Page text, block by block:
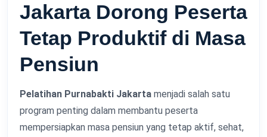
Jakarta Dorong Peserta
Tetap Produktif di Masa
Pensiun
Pelatihan Purnabakti Jakarta menjadi salah satu
program penting dalam membantu peserta
mempersiapkan masa pensiun yang tetap aktif, sehat,